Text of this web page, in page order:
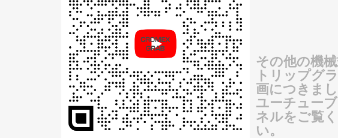
その他の機
トリップグ
画につきまし
ユーチュー
ネルをご覧
い。